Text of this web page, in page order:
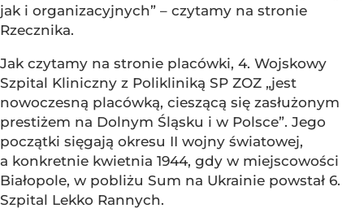
jak i organizacyjnych” – czytamy na stronie
Rzecznika.
Jak czytamy na stronie placówki, 4. Wojskowy
Szpital Kliniczny z Polikliniką SP ZOZ „jest
nowoczesną placówką, cieszącą się zasłużonym
prestiżem na Dolnym Śląsku i w Polsce”. Jego
początki sięgają okresu II wojny światowej,
a konkretnie kwietnia 1944, gdy w miejscowości
Białopole, w pobliżu Sum na Ukrainie powstał 6.
Szpital Lekko Rannych.